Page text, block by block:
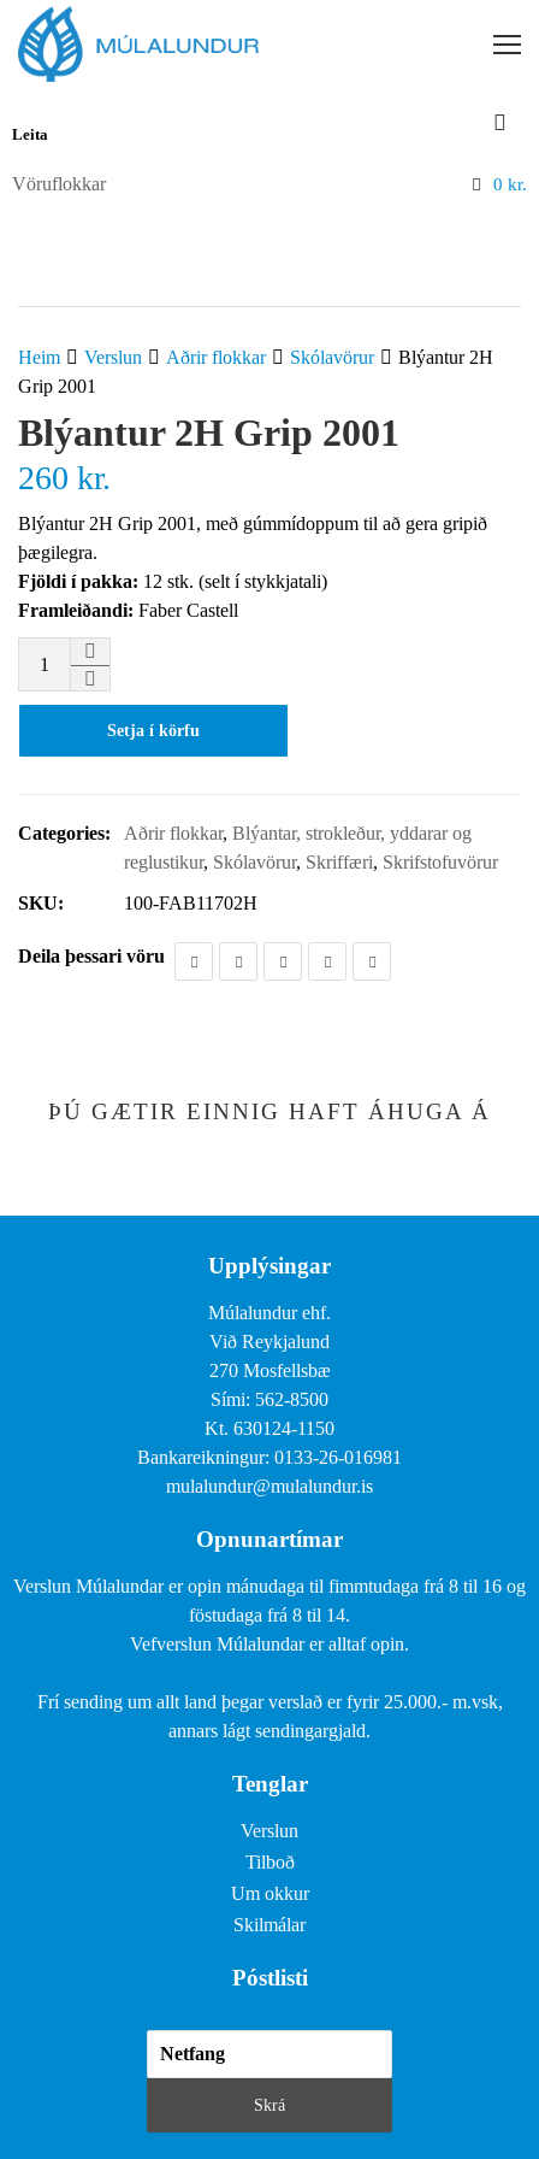
Vöruflokkar 0 kr.
Heim Verslun Aðrir flokkar Skólavörur
Blýantur 2H
Grip 2001
Blýantur 2H Grip 2001
260 kr.
Blýantur 2H Grip 2001, með gúmmídoppum til að gera gripið
þægilegra.
Fjöldi í pakka: 12 stk. (selt í stykkjatali)
Framleiðandi: Faber Castell
Setja í körfu
Categories: Aðrir flokkar, Blýantar, strokleður, yddarar og
reglustikur, Skólavörur, Skriffæri, Skrifstofuvörur
SKU:
100-FAB11702H
Deila þessari vöru
ÞÚ GÆTIR EINNIG HAFT ÁHUGA Á
Upplýsingar
Múlalundur ehf.
Við Reykjalund
270 Mosfellsbæ
Sími: 562-8500
Kt. 630124-1150
Bankareikningur: 0133-26-016981
mulalundur@mulalundur.is
Opnunartímar
Verslun Múlalundar er opin mánudaga til fimmtudaga frá 8 til 16 og
föstudaga frá 8 til 14.
Vefverslun Múlalundar er alltaf opin.
Frí sending um allt land þegar verslað er fyrir 25.000.- m.vsk,
annars lágt sendingargjald.
Tenglar
Verslun
Tilboð
Um okkur
Skilmálar
Póstlisti